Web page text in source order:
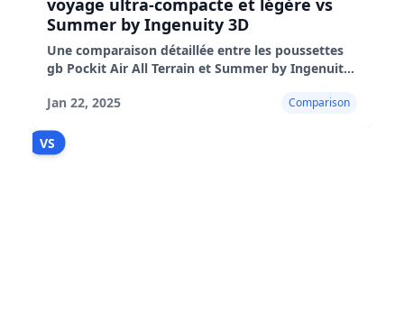
voyage ultra-compacte et légère vs
Summer by Ingenuity 3D
Une comparaison détaillée entre les poussettes
gb Pockit Air All Terrain et Summer by Ingenuity
leurs performances et leur adéquation
Jan 22, 2025 Comparison
VS